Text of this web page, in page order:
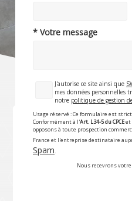
* Votre message
J'autorise ce site ainsi que
mes données personnelles
notre politique de gestion
Usage réservé : Ce formulaire est
Conformément à l'Art. L34-5 du CPCEet
opposons à toute prospection
France et l'entreprise destinataire
Spam.
Nous recevrons